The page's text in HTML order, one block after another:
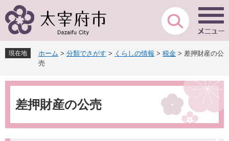
ー
先
頭
す
ニ
を
飛
し
現在地 ホーム > 分類でさがす > くらしの情報 > 税金 > 差押財産の公
売
本
差押財産の公売